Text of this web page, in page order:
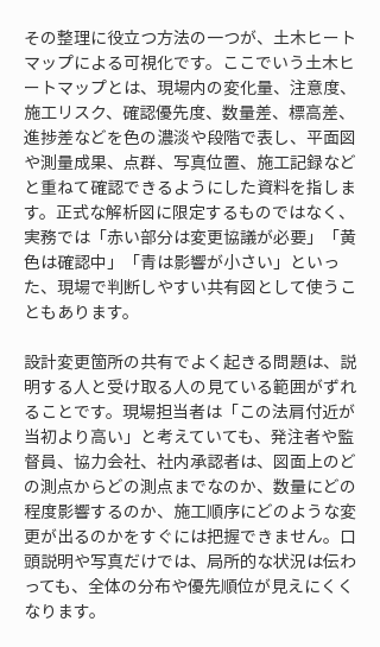
その整理に役立つ方法の一つが、土木ヒート
マップによる可視化です。ここでいう土木ヒ
ートマップとは、現場内の変化量、注意度、
施工リスク、確認優先度、数量差、標高差、
進捗差などを色の濃淡や段階で表し、平面図
や測量成果、点群、写真位置、施工記録など
と重ねて確認できるようにした資料を指しま
す。正式な解析図に限定するものではなく、
実務では「赤い部分は変更協議が必要」「黄
色は確認中」「青は影響が小さい」といっ
た、現場で判断しやすい共有図として使うこ
ともあります。
設計変更箇所の共有でよく起きる問題は、説
明する人と受け取る人の見ている範囲がずれ
ることです。現場担当者は「この法肩付近が
当初より高い」と考えていても、発注者や監
督員、協力会社、社内承認者は、図面上のど
の測点からどの測点までなのか、数量にどの
程度影響するのか、施工順序にどのような変
更が出るのかをすぐには把握できません。口
頭説明や写真だけでは、局所的な状況は伝わ
っても、全体の分布や優先順位が見えにくく
なります。